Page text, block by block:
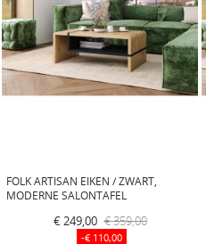
FOLK ARTISAN EIKEN / ZWART,
MODERNE SALONTAFEL
€ 249,00 € 359,00
-€ 110,00